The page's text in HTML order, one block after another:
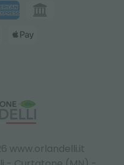
www.orlandelli.it